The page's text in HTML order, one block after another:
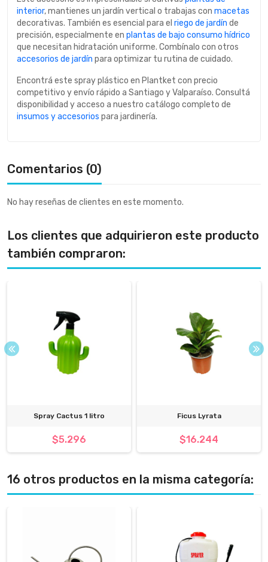
interior, mantienes un jardín vertical o trabajas con macetas
decorativas. También es esencial para el riego de jardín de
precisión, especialmente en plantas de bajo consumo hídrico
que necesitan hidratación uniforme. Combínalo con otros
accesorios de jardín para optimizar tu rutina de cuidado.
Encontrá este spray plástico en Plantket con precio
competitivo y envío rápido a Santiago y Valparaíso. Consultá
disponibilidad y acceso a nuestro catálogo completo de
insumos y accesorios para jardinería.
Comentarios (0)
No hay reseñas de clientes en este momento.
Los clientes que adquirieron este producto
también compraron:
Spray Cactus 1 litro
$5.296
Ficus Lyrata
$16.244
16 otros productos en la misma categoría: